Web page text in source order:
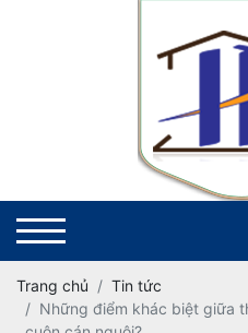
Trang chủ
Tin tức
Những điểm khác biệt giữa